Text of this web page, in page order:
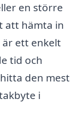
en större
att hämta in
ett enkelt
tid och
den mest
i